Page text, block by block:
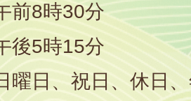
前8時30分
後5時15分
曜日、祝日、休日